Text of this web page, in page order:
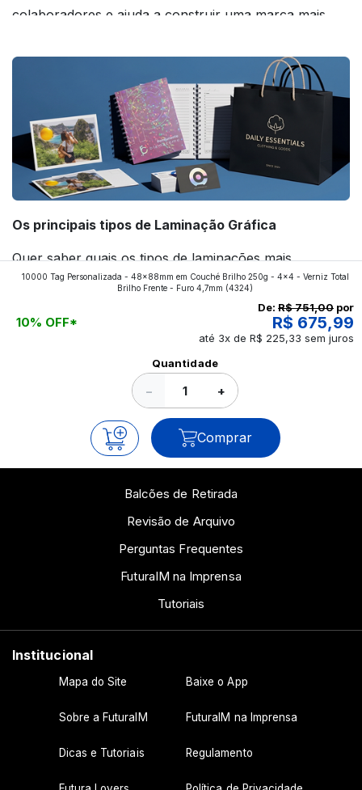
colaboradores e ajuda a construir uma marca mais
Os principais tipos de Laminação Gráfica
Quer saber quais os tipos de laminações mais
aplicados nos impressos da gráfica FuturaIM? Então,
continue a leitura que vamos revelar para você!
10000 Tag Personalizada - 48x88mm em Couché Brilho 250g - 4x4 - Verniz Total
Brilho Frente - Furo 4,7mm (4324)
10% OFF*
De: R$ 751,00 por
R$ 675,99
até 3x de R$ 225,33 sem juros
Quantidade
− +
Comprar
Balcões de Retirada
Revisão de Arquivo
Perguntas Frequentes
FuturaIM na Imprensa
Tutoriais
Institucional
Mapa do Site Baixe o App
Sobre a FuturaIM FuturaIM na Imprensa
Dicas e Tutoriais Regulamento